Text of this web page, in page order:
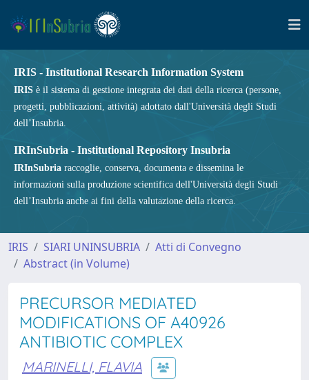
IRIS - Institutional Research Information System
IRIS è il sistema di gestione integrata dei dati della ricerca (persone,
progetti, pubblicazioni, attività) adottato dall'Università degli Studi
dell’Insubria.
IRInSubria - Institutional Repository Insubria
IRInSubria raccoglie, conserva, documenta e dissemina le
informazioni sulla produzione scientifica dell'Università degli Studi
dell’Insubria anche ai fini della valutazione della ricerca.
IRIS SIARI UNINSUBRIA
Atti di Convegno
Abstract (in Volume)
PRECURSOR MEDIATED
MODIFICATIONS OF A40926
ANTIBIOTIC COMPLEX
MARINELLI, FLAVIA